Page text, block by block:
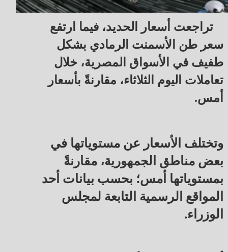
تراجعت أسعار الحديد، فيما ارتفع
سعر طن الأسمنت الرمادي بشكل
طفيف في الأسواق المصرية، خلال
تعاملات اليوم الثلاثاء، مقارنةً بأسعار
أمس.
وتختلف الأسعار عن مستوياتها في
بعض مناطق الجمهورية، مقارنةً
بمستوياتها أمس؛ بحسب بيانات أحد
المواقع الرسمية التابعة لمجلس
الوزراء.